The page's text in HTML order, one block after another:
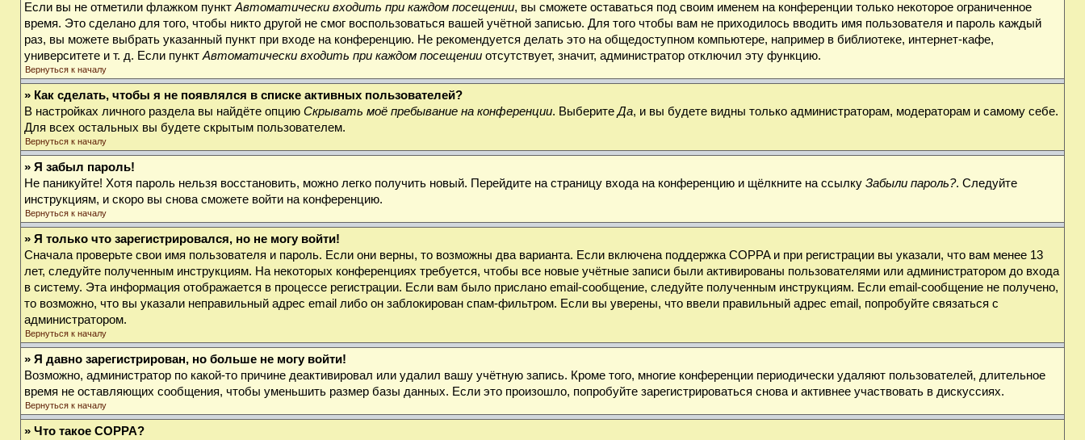
Если вы не отметили флажком пункт Автоматически входить при каждом посещении, вы сможете оставаться под своим именем на конференции только некоторое ограниченное
время. Это сделано для того, чтобы никто другой не смог воспользоваться вашей учётной записью. Для того чтобы вам не приходилось вводить имя пользователя и пароль каждый
раз, вы можете выбрать указанный пункт при входе на конференцию. Не рекомендуется делать это на общедоступном компьютере, например в библиотеке, интернет-кафе,
университете и т. д. Если пункт Автоматически входить при каждом посещении отсутствует, значит, администратор отключил эту функцию.
Вернуться к началу
» Как сделать, чтобы я не появлялся в списке активных пользователей?
В настройках личного раздела вы найдёте опцию Скрывать моё пребывание на конференции. ВыберитеДа, и вы будете видны только администраторам, модераторам и самому себе.
Для всех остальных вы будете скрытым пользователем.
Вернуться к началу
» Я забыл пароль!
Не паникуйте! Хотя пароль нельзя восстановить, можно легко получить новый. Перейдите на страницу входа на конференцию и щёлкните на ссылку Забыли пароль?. Следуйте
инструкциям, и скоро вы снова сможете войти на конференцию.
Вернуться к началу
» Я только что зарегистрировался, но не могу войти!
Сначала проверьте свои имя пользователя и пароль. Если они верны, то возможны два варианта. Если включена поддержка COPPA и при регистрации вы указали, что вам менее 13
лет, следуйте полученным инструкциям. На некоторых конференциях требуется, чтобы все новые учётные записи были активированы пользователями или администратором до входа
в систему. Эта информация отображается в процессе регистрации. Если вам было прислано email-сообщение, следуйте полученным инструкциям. Если email-сообщение не получено,
то возможно, что вы указали неправильный адрес email либо он заблокирован спам-фильтром. Если вы уверены, что ввели правильный адрес email, попробуйте связаться с
администратором.
Вернуться к началу
» Я давно зарегистрирован, но больше не могу войти!
Возможно, администратор по какой-то причине деактивировал или удалил вашу учётную запись. Кроме того, многие конференции периодически удаляют пользователей, длительное
время не оставляющих сообщения, чтобы уменьшить размер базы данных. Если это произошло, попробуйте зарегистрироваться снова и активнее участвовать в дискуссиях.
Вернуться к началу
» Что такое COPPA?